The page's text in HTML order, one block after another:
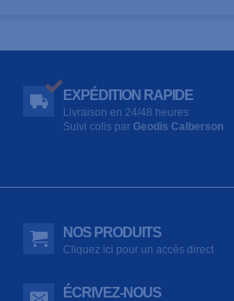
EXPÉDITION RAPIDE
Livraison en 24/48 heures
Suivi colis par Geodis Calberson
NOS PRODUITS
Cliquez ici pour un accès direct
ÉCRIVEZ-NOUS